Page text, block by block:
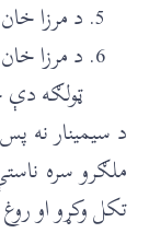
د مرزا
د مرزا
ټولګه
د سیمینار نه
ملګرو سره
تکل وکړو او